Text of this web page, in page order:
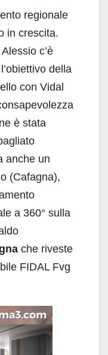
regionale
in crescita.
c’è
della
con Vidal
è stata
anche un
(Cafagna),
a 360° sulla
che riveste
FIDAL Fvg